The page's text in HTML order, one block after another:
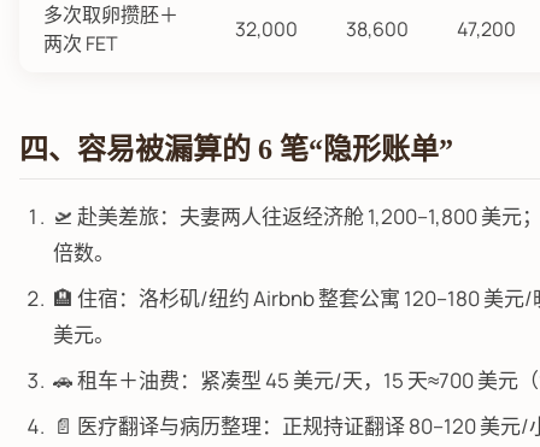
多次取卵攒胚＋
两次 FET
32,000 38,600 47,200
四、容易被漏算的 6 笔“隐形账单”
🛫 赴美差旅：夫妻两人往返经济舱 1,200–1,800 美元
倍数。
🏨 住宿：洛杉矶/纽约 Airbnb 整套公寓 120–180 美元
美元。
🚗 租车＋油费：紧凑型 45 美元/天，15 天≈700 美元
📄 医疗翻译与病历整理：正规持证翻译 80–120 美元